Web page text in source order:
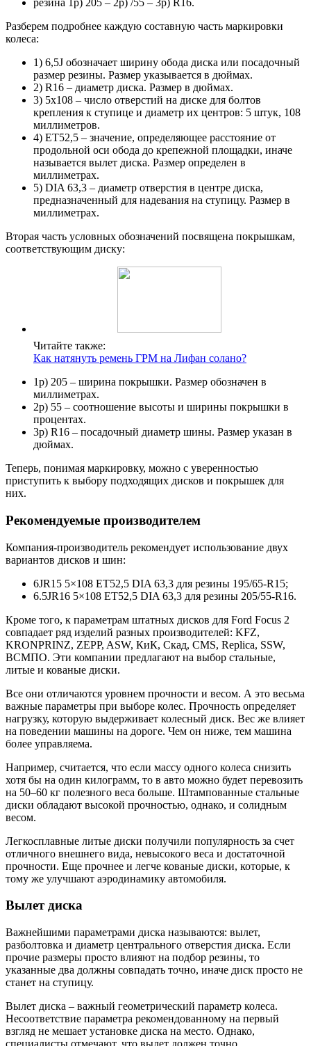
резина 1р) 205 – 2р) /55 – 3р) R16.
Разберем подробнее каждую составную часть маркировки
колеса:
1) 6,5J обозначает ширину обода диска или посадочный
размер резины. Размер указывается в дюймах.
2) R16 – диаметр диска. Размер в дюймах.
3) 5х108 – число отверстий на диске для болтов
крепления к ступице и диаметр их центров: 5 штук, 108
миллиметров.
4) ET52,5 – значение, определяющее расстояние от
продольной оси обода до крепежной площадки, иначе
называется вылет диска. Размер определен в
миллиметрах.
5) DIA 63,3 – диаметр отверстия в центре диска,
предназначенный для надевания на ступицу. Размер в
миллиметрах.
Вторая часть условных обозначений посвящена покрышкам,
соответствующим диску:
Читайте также:
Как натянуть ремень ГРМ на Лифан солано?
1р) 205 – ширина покрышки. Размер обозначен в
миллиметрах.
2р) 55 – соотношение высоты и ширины покрышки в
процентах.
3р) R16 – посадочный диаметр шины. Размер указан в
дюймах.
Теперь, понимая маркировку, можно с уверенностью
приступить к выбору подходящих дисков и покрышек для
них.
Рекомендуемые производителем
Компания-производитель рекомендует использование двух
вариантов дисков и шин:
6JR15 5×108 ET52,5 DIA 63,3 для резины 195/65-R15;
6.5JR16 5×108 ET52,5 DIA 63,3 для резины 205/55-R16.
Кроме того, к параметрам штатных дисков для Ford Focus 2
совпадает ряд изделий разных производителей: KFZ,
KRONPRINZ, ZEPP, ASW, КиК, Скад, CMS, Replica, SSW,
ВСМПО. Эти компании предлагают на выбор стальные,
литые и кованые диски.
Все они отличаются уровнем прочности и весом. А это весьма
важные параметры при выборе колес. Прочность определяет
нагрузку, которую выдерживает колесный диск. Вес же влияет
на поведении машины на дороге. Чем он ниже, тем машина
более управляема.
Например, считается, что если массу одного колеса снизить
хотя бы на один килограмм, то в авто можно будет перевозить
на 50–60 кг полезного веса больше. Штампованные стальные
диски обладают высокой прочностью, однако, и солидным
весом.
Легкосплавные литые диски получили популярность за счет
отличного внешнего вида, невысокого веса и достаточной
прочности. Еще прочнее и легче кованые диски, которые, к
тому же улучшают аэродинамику автомобиля.
Вылет диска
Важнейшими параметрами диска называются: вылет,
разболтовка и диаметр центрального отверстия диска. Если
прочие размеры просто влияют на подбор резины, то
указанные два должны совпадать точно, иначе диск просто не
станет на ступицу.
Вылет диска – важный геометрический параметр колеса.
Несоответствие параметра рекомендованному на первый
взгляд не мешает установке диска на место. Однако,
специалисты отмечают, что вылет должен точно